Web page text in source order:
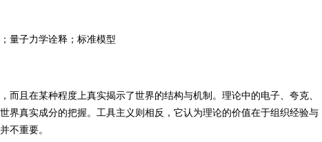
量子力学诠释；标准模型
而且在某种程度上真实揭示了世界的结构与机制。理论中的电子、夸克、
界真实成分的把握。工具主义则相反，它认为理论的价值在于组织经验与
不重要。